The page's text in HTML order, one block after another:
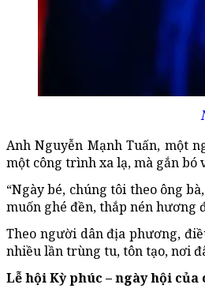
Anh Nguyễn Mạnh Tuấn, một
một công trình xa lạ, mà gắn bó
“Ngày bé, chúng tôi theo ông
muốn ghé đền, thắp nén hương
Theo người dân địa phương,
nhiều lần trùng tu, tôn tạo, nơi
Lễ hội Kỳ phúc – ngày hội của